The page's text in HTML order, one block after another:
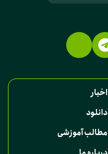
اخبار
دانلود
مطالب آموزشی